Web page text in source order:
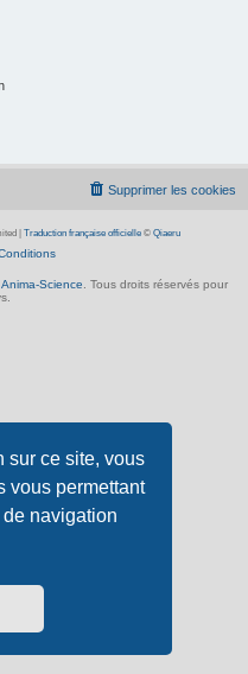
sur ce site, vous
vous permettant
navigation
Supprimer les cookies
Traduction française officielle© Qiaeru
Anima-Science . Tous droits réservés pour